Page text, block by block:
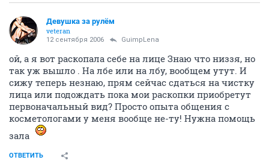
Девушка за рулём
veteran
12 сентября 2006 GuimpLena
ой, а я вот раскопала себе на лице Знаю что низзя, но
так уж вышло . На лбе или на лбу, вообщем утут. И
сижу теперь незнаю, прям сейчас сдаться на чистку
лица или подождать пока мои раскопки приобретут
первоначальный вид? Просто опыта общения с
косметологами у меня вообще не-ту! Нужна помощь
зала
ОТВЕТИТЬ